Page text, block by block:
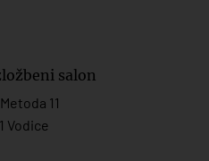
salon
11
Vodice